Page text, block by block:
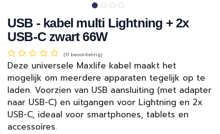
USB - kabel multi Lightning + 2x
USB-C zwart 66W
(0 beoordeling)
Deze universele Maxlife kabel maakt het
mogelijk om meerdere apparaten tegelijk op te
laden. Voorzien van USB aansluiting (met adapter
naar USB-C) en uitgangen voor Lightning en 2x
USB-C, ideaal voor smartphones, tablets en
accessoires.